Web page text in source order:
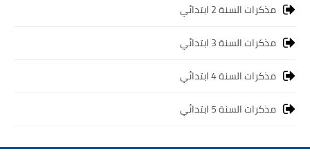
مذكرات السنة 2 ابتدائي
مذكرات السنة 3 ابتدائي
مذكرات السنة 4 ابتدائي
مذكرات السنة 5 ابتدائي